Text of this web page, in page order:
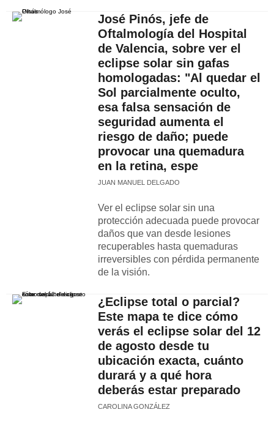
José Pinós, jefe de
Oftalmología del Hospital
de Valencia, sobre ver el
eclipse solar sin gafas
homologadas: "Al quedar el
Sol parcialmente oculto,
esa falsa sensación de
seguridad aumenta el
riesgo de daño; puede
provocar una quemadura
en la retina, espe
JUAN MANUEL DELGADO
Ver el eclipse solar sin una
protección adecuada puede provocar
daños que van desde lesiones
recuperables hasta quemaduras
irreversibles con pérdida permanente
de la visión.
¿Eclipse total o parcial?
Este mapa te dice cómo
verás el eclipse solar del 12
de agosto desde tu
ubicación exacta, cuánto
durará y a qué hora
deberás estar preparado
CAROLINA GONZÁLEZ